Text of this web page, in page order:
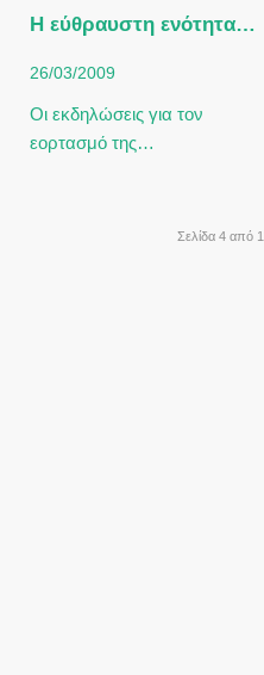
Η εύθραυστη ενότητα…
26/03/2009
Οι εκδηλώσεις για τον
εορτασμό της…
Σελίδα 4 από